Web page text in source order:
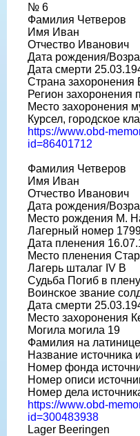
№ 6
Фамилия Четверов
Имя Иван
Отчество Иванович
Дата рождения/
Дата смерти
Страна захоронения
Регион захоронения
Место захоронения
Курсел, городское
https://www.obd-
id=86401712
Фамилия Четверов
Имя Иван
Отчество Иванович
Дата рождения/
Место рождения М.
Лагерный номер
Дата пленения
Место пленения
Лагерь шталаг IV B
Судьба Погиб в плену
Воинское звание
Дата смерти
Место захоронения
Могила могила 19
Фамилия на
Название
Номер фонда
Номер описи
Номер дела
https://www.obd-
id=300483938
Lager Beeringen